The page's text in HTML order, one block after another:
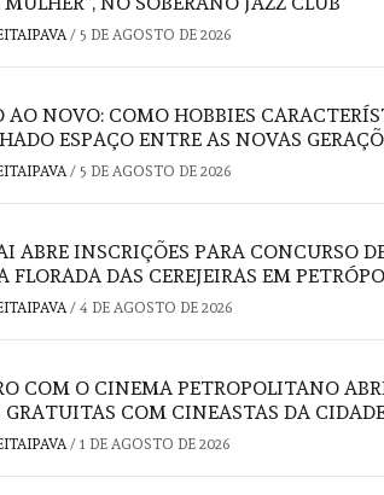
/ 5 DE AGOSTO DE 2026
AO NOVO: COMO HOBBIES
ESPAÇO ENTRE AS NOVAS
/ 5 DE AGOSTO DE 2026
ABRE INSCRIÇÕES PARA CONCURSO
FLORADA DAS CEREJEIRAS EM
/ 4 DE AGOSTO DE 2026
COM O CINEMA PETROPOLITANO
GRATUITAS COM CINEASTAS DA
/ 1 DE AGOSTO DE 2026